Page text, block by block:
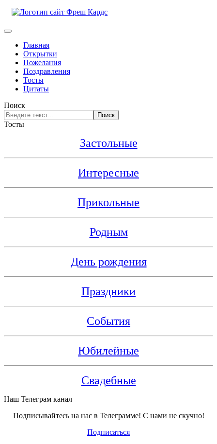
Главная
Открытки
Пожелания
Поздравления
Тосты
Цитаты
Поиск
Поиск
Тосты
Застольные
Интересные
Прикольные
Родным
День рождения
Праздники
События
Юбилейные
Свадебные
Наш Телеграм канал
Подписывайтесь на нас в Телеграмме! С нами не скучно!
Подписаться